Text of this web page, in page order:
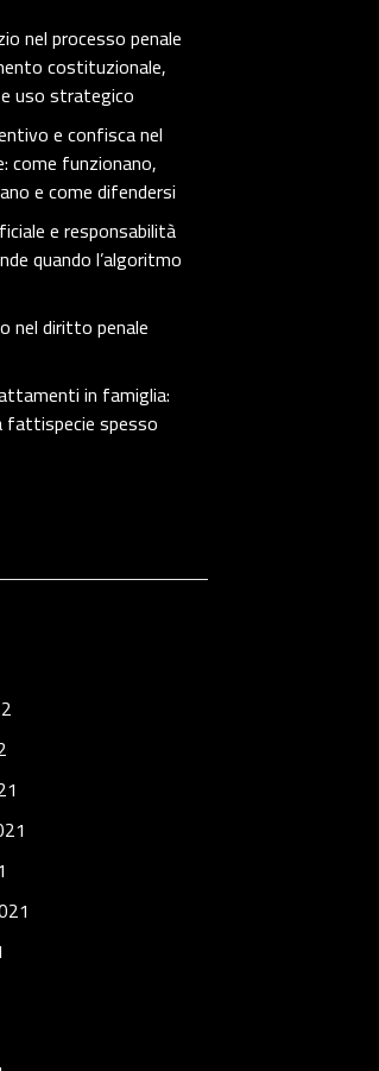
nel processo penale
costituzionale,
uso strategico
e confisca nel
come funzionano,
e come difendersi
e responsabilità
quando l’algoritmo
nel diritto penale
in famiglia:
fattispecie spesso